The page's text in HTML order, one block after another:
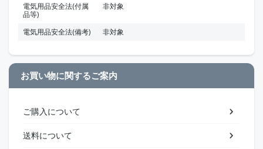
電気用品安全法(付属
品等)
非対象
電気用品安全法(備考) 非対象
お買い物に関するご案内
ご購入について
送料について